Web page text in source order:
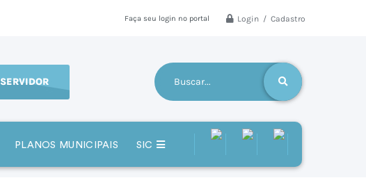
Faça seu login no portal Login / Cadastro
SERVIDOR
PLANOS MUNICIPAIS SIC